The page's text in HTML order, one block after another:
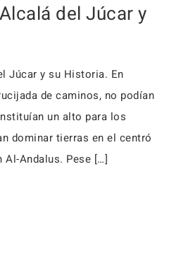
del Júcar y
Júcar y su Historia. En
de caminos, no podían
un alto para los
dominar tierras en el centró
Al-Andalus. Pese […]